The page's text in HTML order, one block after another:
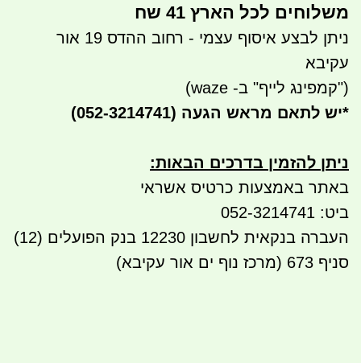
משלוחים לכל הארץ 41 שח
ניתן לבצע איסוף עצמי - רחוב ההדס 19 אור
עקיבא
("קמפינג לייף" ב- waze)
*יש לתאם מראש הגעה (052-3214741)
ניתן להזמין בדרכים הבאות:
באתר באמצעות כרטיס אשראי
ביט: 052-3214741
העברה בנקאית לחשבון 12230 בנק הפועלים (12)
סניף 673 (מרכז נוף ים אור עקיבא)